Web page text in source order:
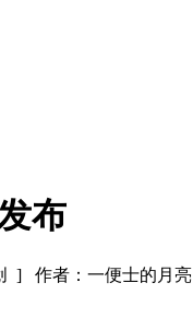
布
] 作者：一便士的月亮